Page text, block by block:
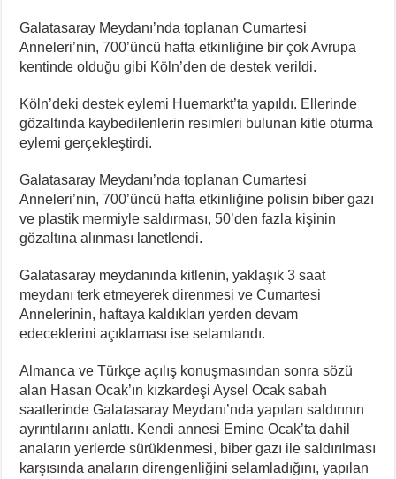
Galatasaray Meydanı’nda toplanan Cumartesi
Anneleri’nin, 700’üncü hafta etkinliğine bir çok Avrupa
kentinde olduğu gibi Köln’den de destek verildi.
Köln’deki destek eylemi Huemarkt’ta yapıldı. Ellerinde
gözaltında kaybedilenlerin resimleri bulunan kitle oturma
eylemi gerçekleştirdi.
Galatasaray Meydanı’nda toplanan Cumartesi
Anneleri’nin, 700’üncü hafta etkinliğine polisin biber gazı
ve plastik mermiyle saldırması, 50’den fazla kişinin
gözaltına alınması lanetlendi.
Galatasaray meydanında kitlenin, yaklaşık 3 saat
meydanı terk etmeyerek direnmesi ve Cumartesi
Annelerinin, haftaya kaldıkları yerden devam
edeceklerini açıklaması ise selamlandı.
Almanca ve Türkçe açılış konuşmasından sonra sözü
alan Hasan Ocak’ın kızkardeşi Aysel Ocak sabah
saatlerinde Galatasaray Meydanı’nda yapılan saldırının
ayrıntılarını anlattı. Kendi annesi Emine Ocak’ta dahil
anaların yerlerde sürüklenmesi, biber gazı ile saldırılması
karşısında anaların direngenliğini selamladığını, yapılan